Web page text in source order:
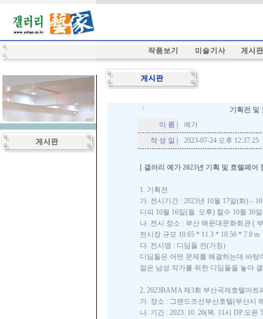
「
기획전 및
이 름 |
예가
작 성 일 |
2023-07-24 오후 12:37:25
[ 갤러리 예가 2023년 기획 및 호텔페어
1. 기획전
가. 전시기간 : 2023년 10월 17일(화) –
디피 10월 16일(월. 오후) 철수 10월 30
나. 전시 장소 : 부산 해운대문화회관 (
전시장 규모 10.65 * 11.3 * 10.56 * 7.8 m
다. 전시명 : 디딤돌 전(가칭)
디딤돌은 어떤 문제를 해결하는데 바탕
젊은 남성 작가를 위한 디딤돌을 놓아
2, 2023BAMA 제3회 부산국제호텔아트
가. 장소 : 그랜드조선부산호텔(부산시
나. 기간 : 2023. 10. 26(목. 11시 DP.오픈